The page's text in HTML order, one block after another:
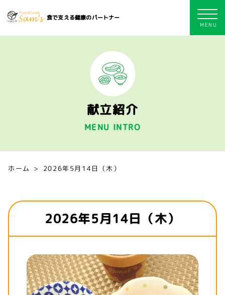
食で支える健康のパートナー
献立紹介
MENU INTRO
ホーム 2026年5月14日（木）
2026年5月14日（木）